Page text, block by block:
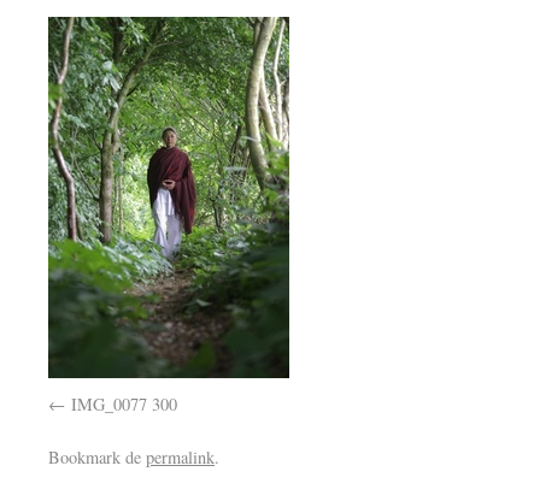
IMG_0077 300
Bookmark de permalink.